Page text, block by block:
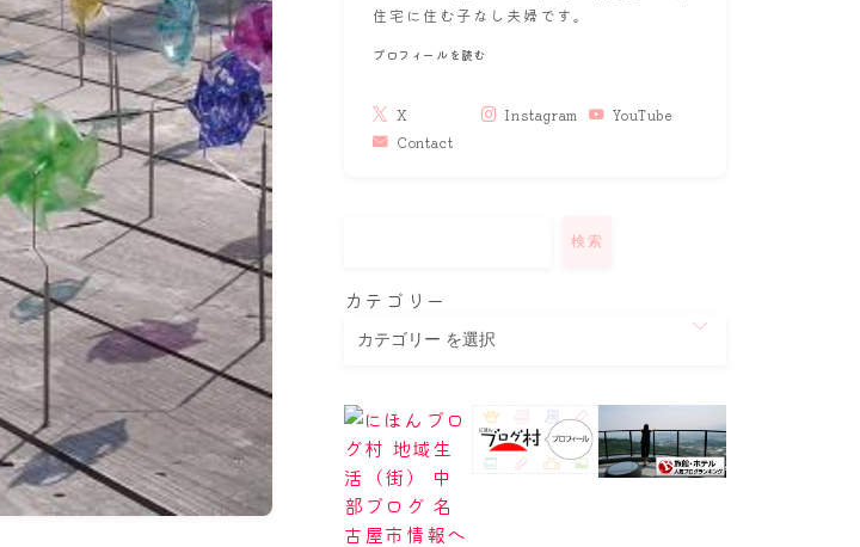
住宅に住む子なし夫婦です。
プロフィールを読む
X Instagram
YouTube
Contact
検索
カテゴリー